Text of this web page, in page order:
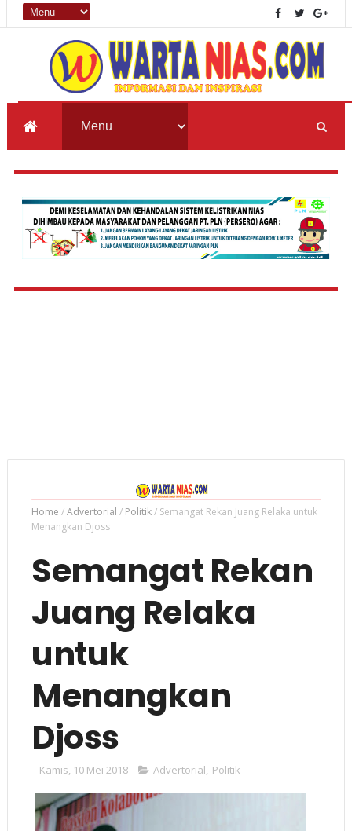
Home /Advertorial / Politik/ Semangat Rekan Juang Relaka untuk
Menangkan Djoss
Semangat Rekan
Juang Relaka
untuk
Menangkan
Djoss
Kamis, 10 Mei 2018 Advertorial, Politik